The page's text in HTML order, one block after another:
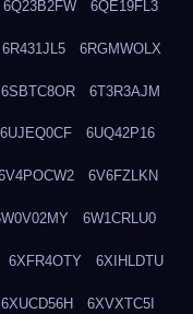
6Q23B2FW 6QE19FL3
6R431JL5 6RGMWOLX
6SBTC8OR 6T3R3AJM
6UJEQ0CF 6UQ42P16
6V6FZLKN
6W1CRLU0
6XFR4OTY 6XIHLDTU
6XUCD56H 6XVXTC5I